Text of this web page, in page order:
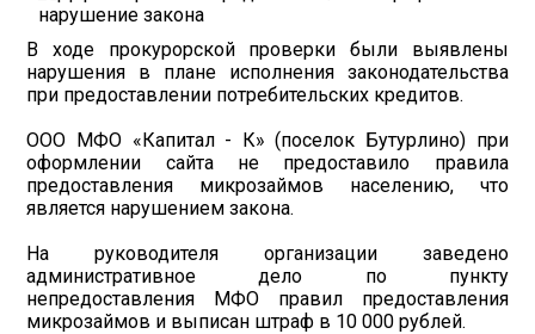
В ходе прокурорской проверки были выявлены
нарушения в плане исполнения законодательства
при предоставлении потребительских кредитов.
ООО МФО «Капитал - К» (поселок Бутурлино) при
оформлении сайта не предоставило правила
предоставления микрозаймов населению, что
является нарушением закона.
На руководителя организации заведено
административное дело по пункту
непредоставления МФО правил предоставления
микрозаймов и выписан штраф в 10 000 рублей.